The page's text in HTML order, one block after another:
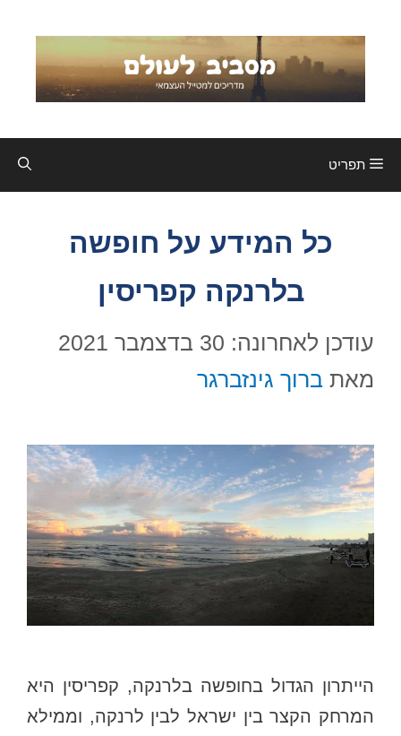
תפריט
כל המידע על חופשה
בלרנקה קפריסין
עודכן לאחרונה: 30 בדצמבר 2021
מאת ברוך גינזברגר
הייתרון הגדול בחופשה בלרנקה, קפריסין היא
המרחק הקצר בין ישראל לבין לרנקה, וממילא